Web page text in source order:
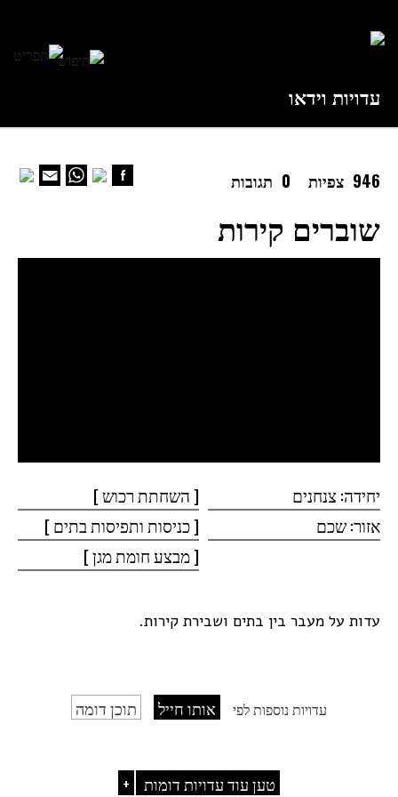
עדויות וידאו
946 צפיות 0 תגובות
שוברים קירות
יחידה: צנחנים
אזור: שכם
[ השחתתרכוש ]
[ כניסות ותפיסותבתים ]
[ מבצע חומתמגן ]
עדות על מעבר בין בתים ושבירת קירות.
עדויות נוספות לפי אותו חייל תוכן דומה
טען עוד עדויות דומות +